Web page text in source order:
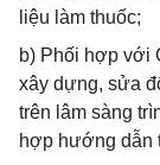
liệu làm thuốc;
b) Phối hợp với
xây dựng, sửa
trên lâm sàng
hợp hướng dẫn